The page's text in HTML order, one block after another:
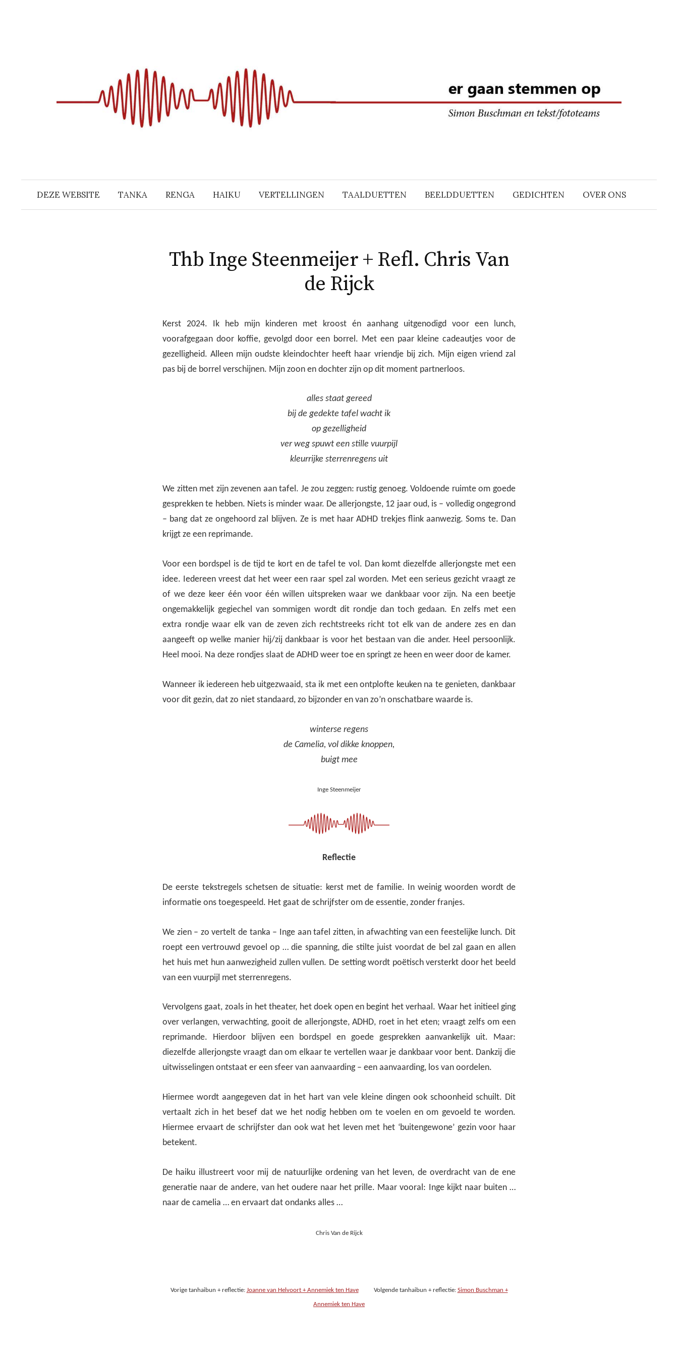
DEZE WEBSITE TANKA RENGA HAIKU VERTELLINGEN TAALDUETTEN BEELDDUETTEN GEDICHTEN OVER ONS
Thb Inge Steenmeijer + Refl. Chris Van
de Rijck
Kerst 2024. Ik heb mijn kinderen met kroost én aanhang uitgenodigd voor een lunch,
voorafgegaan door koffie, gevolgd door een borrel. Met een paar kleine cadeautjes voor de
gezelligheid. Alleen mijn oudste kleindochter heeft haar vriendje bij zich. Mijn eigen vriend zal
pas bij de borrel verschijnen. Mijn zoon en dochter zijn op dit moment partnerloos.
alles staat gereed
bij de gedekte tafel wacht ik
op gezelligheid
ver weg spuwt een stille vuurpijl
kleurrijke sterrenregens uit
We zitten met zijn zevenen aan tafel. Je zou zeggen: rustig genoeg. Voldoende ruimte om goede
gesprekken te hebben. Niets is minder waar. De allerjongste, 12 jaar oud, is – volledig ongegrond
– bang dat ze ongehoord zal blijven. Ze is met haar ADHD trekjes flink aanwezig. Soms te. Dan
krijgt ze een reprimande.
Voor een bordspel is de tijd te kort en de tafel te vol. Dan komt diezelfde allerjongste met een
idee. Iedereen vreest dat het weer een raar spel zal worden. Met een serieus gezicht vraagt ze
of we deze keer één voor één willen uitspreken waar we dankbaar voor zijn. Na een beetje
ongemakkelijk gegiechel van sommigen wordt dit rondje dan toch gedaan. En zelfs met een
extra rondje waar elk van de zeven zich rechtstreeks richt tot elk van de andere zes en dan
aangeeft op welke manier hij/zij dankbaar is voor het bestaan van die ander. Heel persoonlijk.
Heel mooi. Na deze rondjes slaat de ADHD weer toe en springt ze heen en weer door de kamer.
Wanneer ik iedereen heb uitgezwaaid, sta ik met een ontplofte keuken na te genieten, dankbaar
voor dit gezin, dat zo niet standaard, zo bijzonder en van zo’n onschatbare waarde is.
winterse regens
de Camelia, vol dikke knoppen,
buigt mee
Inge Steenmeijer
Reflectie
De eerste tekstregels schetsen de situatie: kerst met de familie. In weinig woorden wordt de
informatie ons toegespeeld. Het gaat de schrijfster om de essentie, zonder franjes.
We zien – zo vertelt de tanka – Inge aan tafel zitten, in afwachting van een feestelijke lunch. Dit
roept een vertrouwd gevoel op … die spanning, die stilte juist voordat de bel zal gaan en allen
het huis met hun aanwezigheid zullen vullen. De setting wordt poëtisch versterkt door het beeld
van een vuurpijl met sterrenregens.
Vervolgens gaat, zoals in het theater, het doek open en begint het verhaal. Waar het initieel ging
over verlangen, verwachting, gooit de allerjongste, ADHD, roet in het eten; vraagt zelfs om een
reprimande. Hierdoor blijven een bordspel en goede gesprekken aanvankelijk uit. Maar:
diezelfde allerjongste vraagt dan om elkaar te vertellen waar je dankbaar voor bent. Dankzij die
uitwisselingen ontstaat er een sfeer van aanvaarding – een aanvaarding, los van oordelen.
Hiermee wordt aangegeven dat in het hart van vele kleine dingen ook schoonheid schuilt. Dit
vertaalt zich in het besef dat we het nodig hebben om te voelen en om gevoeld te worden.
Hiermee ervaart de schrijfster dan ook wat het leven met het ‘buitengewone’ gezin voor haar
betekent.
De haiku illustreert voor mij de natuurlijke ordening van het leven, de overdracht van de ene
generatie naar de andere, van het oudere naar het prille. Maar vooral: Inge kijkt naar buiten …
naar de camelia … en ervaart dat ondanks alles …
Chris Van de Rijck
Vorige tanhaibun + reflectie: Joanne van Helvoort + Annemiek ten HaveVolgende tanhaibun + reflectie: Simon Buschman +
Annemiek ten Have